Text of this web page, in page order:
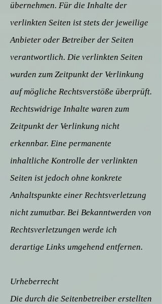
übernehmen. Für die Inhalte der
verlinkten Seiten ist stets der jeweilige
Anbieter oder Betreiber der Seiten
verantwortlich. Die verlinkten Seiten
wurden zum Zeitpunkt der Verlinkung
auf mögliche Rechtsverstöße überprüft.
Rechtswidrige Inhalte waren zum
Zeitpunkt der Verlinkung nicht
erkennbar. Eine permanente
inhaltliche Kontrolle der verlinkten
Seiten ist jedoch ohne konkrete
Anhaltspunkte einer Rechtsverletzung
nicht zumutbar. Bei Bekanntwerden von
Rechtsverletzungen werde ich
derartige Links umgehend entfernen.
Urheberrecht
Die durch die Seitenbetreiber erstellten